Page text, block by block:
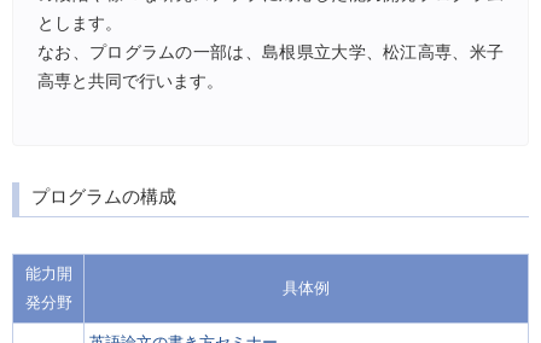
とします。
なお、プログラムの一部は、島根県立大学、松江高専、米子
高専と共同で行います。
プログラムの構成
能力開
発分野
具体例